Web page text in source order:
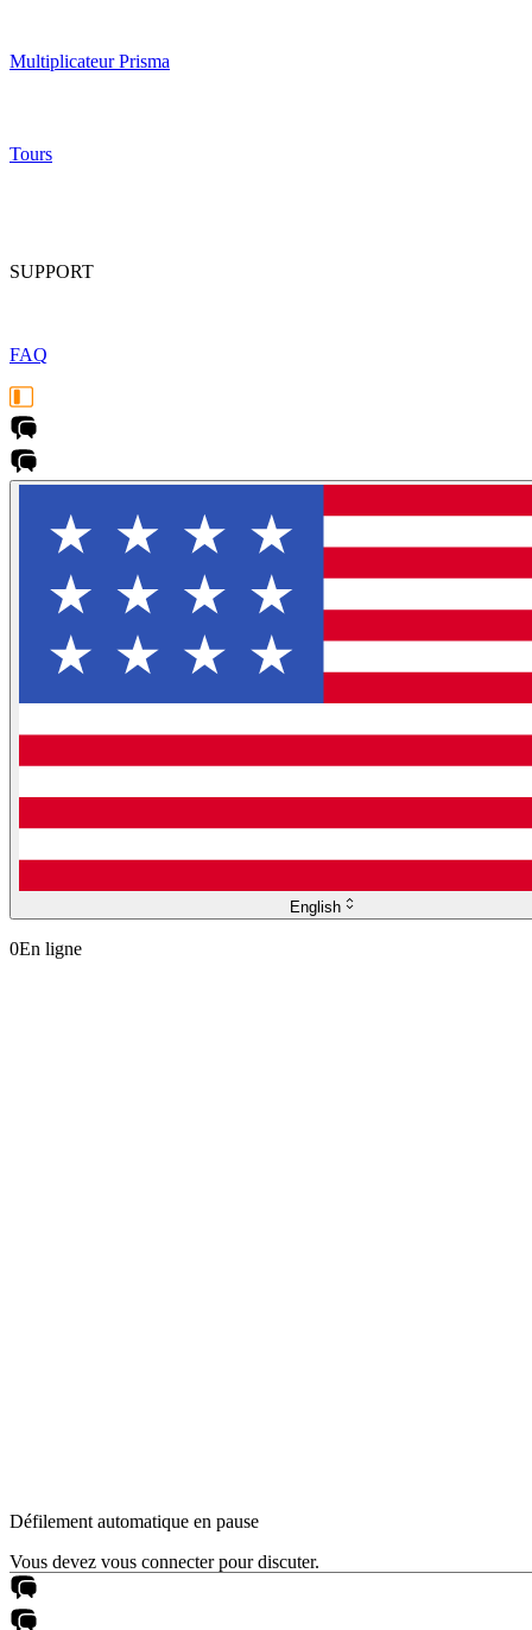
Multiplicateur Prisma
Tours
SUPPORT
FAQ
English
0En ligne
Défilement automatique en pause
Vous devez vous connecter pour discuter.